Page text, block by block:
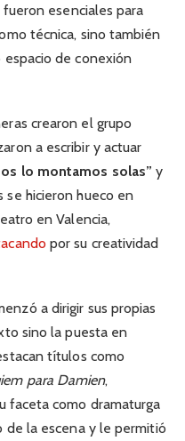
esenciales para
técnica, sino también
de conexión
crearon el grupo
a escribir y actuar
lo montamos solas” y
se hicieron hueco en
en Valencia,
por su creatividad
a dirigir sus propias
sino la puesta en
títulos como
para Damien,
faceta como dramaturga
de la escena y le permitió